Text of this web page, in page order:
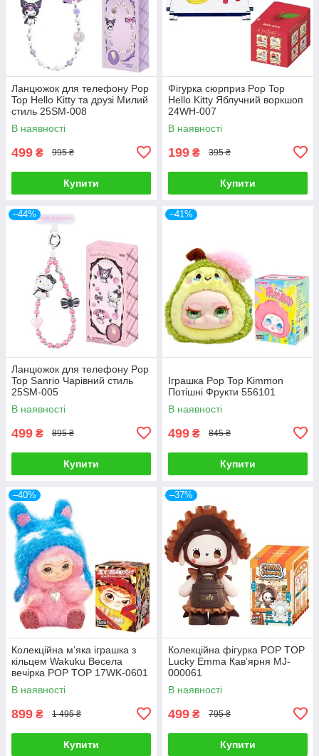
Ланцюжок для телефону Pop
Top Hello Kitty та друзі Милий
стиль 25SM-008
В наявності
499 ₴ 995 ₴
Купити
Фігурка сюрприз Pop Top
Hello Kitty Яблучний воркшоп
24WH-007
В наявності
199 ₴ 395 ₴
Купити
–44%
Ланцюжок для телефону Pop
Top Sanrio Чарівний стиль
25SM-005
В наявності
499 ₴ 895 ₴
Купити
–41%
Іграшка Pop Top Kimmon
Потішні Фрукти 556101
В наявності
499 ₴ 845 ₴
Купити
–40%
Колекційна мʼяка іграшка з
кільцем Wakuku Весела
вечірка POP TOP 17WK-0601
В наявності
899 ₴ 1 495 ₴
Купити
–37%
Колекційна фігурка POP TOP
Lucky Emma Кавʼярня MJ-
000061
В наявності
499 ₴ 795 ₴
Купити